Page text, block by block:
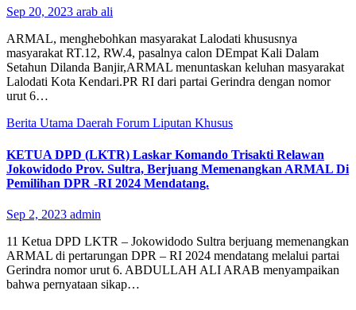
Sep 20, 2023 arab ali
ARMAL, menghebohkan masyarakat Lalodati khususnya
masyarakat RT.12, RW.4, pasalnya calon DEmpat Kali Dalam
Setahun Dilanda Banjir,ARMAL menuntaskan keluhan masyarakat
Lalodati Kota Kendari.PR RI dari partai Gerindra dengan nomor
urut 6…
Berita Utama Daerah Forum Liputan Khusus
KETUA DPD (LKTR) Laskar Komando Trisakti Relawan
Jokowidodo Prov. Sultra, Berjuang Memenangkan ARMAL Di
Pemilihan DPR -RI 2024 Mendatang.
Sep 2, 2023 admin
11 Ketua DPD LKTR – Jokowidodo Sultra berjuang memenangkan
ARMAL di pertarungan DPR – RI 2024 mendatang melalui partai
Gerindra nomor urut 6. ABDULLAH ALI ARAB menyampaikan
bahwa pernyataan sikap…